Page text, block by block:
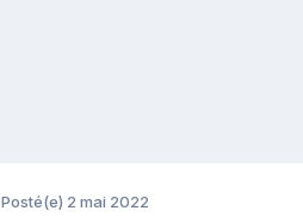
Posté(e) 2 mai 2022